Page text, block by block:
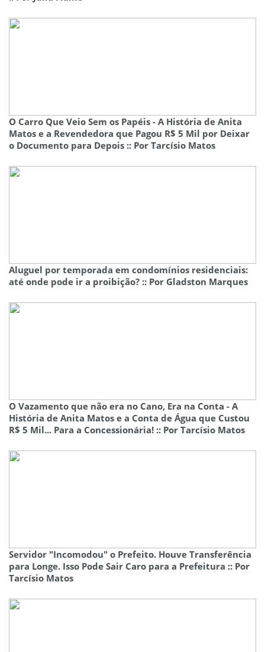
O Carro Que Veio Sem os Papéis - A História de Anita
Matos e a Revendedora que Pagou R$ 5 Mil por Deixar
o Documento para Depois :: Por Tarcísio Matos
Aluguel por temporada em condomínios residenciais:
até onde pode ir a proibição? :: Por Gladston Marques
O Vazamento que não era no Cano, Era na Conta - A
História de Anita Matos e a Conta de Água que Custou
R$ 5 Mil... Para a Concessionária! :: Por Tarcísio Matos
Servidor "Incomodou" o Prefeito. Houve Transferência
para Longe. Isso Pode Sair Caro para a Prefeitura :: Por
Tarcísio Matos